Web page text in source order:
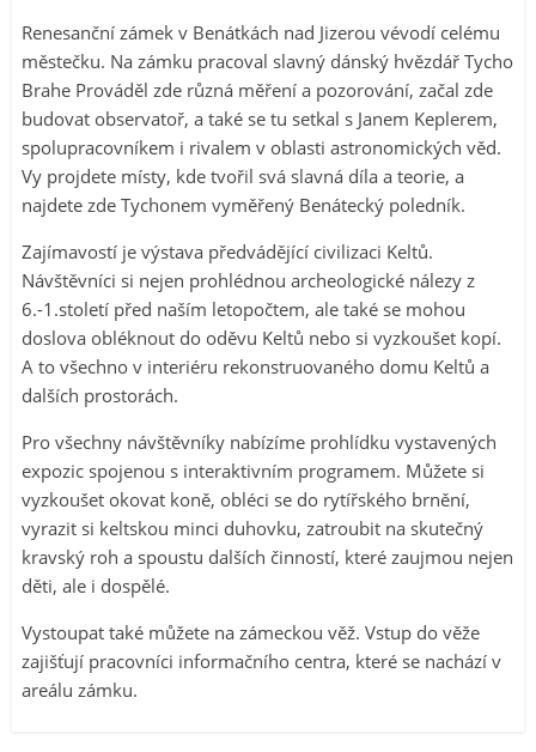
Renesanční zámek v Benátkách nad Jizerou vévodí celému
městečku. Na zámku pracoval slavný dánský hvězdář Tycho
Brahe Prováděl zde různá měření a pozorování, začal zde
budovat observatoř, a také se tu setkal s Janem Keplerem,
spolupracovníkem i rivalem v oblasti astronomických věd.
Vy projdete místy, kde tvořil svá slavná díla a teorie, a
najdete zde Tychonem vyměřený Benátecký poledník.
Zajímavostí je výstava předvádějící civilizaci Keltů.
Návštěvníci si nejen prohlédnou archeologické nálezy z
6.-1.století před naším letopočtem, ale také se mohou
doslova obléknout do oděvu Keltů nebo si vyzkoušet kopí.
A to všechno v interiéru rekonstruovaného domu Keltů a
dalších prostorách.
Pro všechny návštěvníky nabízíme prohlídku vystavených
expozic spojenou s interaktivním programem. Můžete si
vyzkoušet okovat koně, obléci se do rytířského brnění,
vyrazit si keltskou minci duhovku, zatroubit na skutečný
kravský roh a spoustu dalších činností, které zaujmou nejen
děti, ale i dospělé.
Vystoupat také můžete na zámeckou věž. Vstup do věže
zajišťují pracovníci informačního centra, které se nachází v
areálu zámku.